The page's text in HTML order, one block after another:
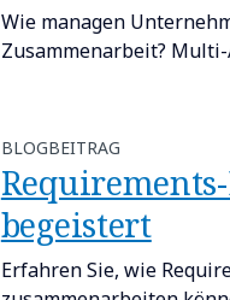
Wie managen
Zusammenarbeit?
BLOGBEITRAG
begeistert
Erfahren Sie, wie